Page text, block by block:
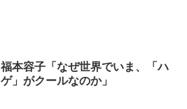
福本容子「なぜ世界でいま、「ハ
ゲ」がクールなのか」